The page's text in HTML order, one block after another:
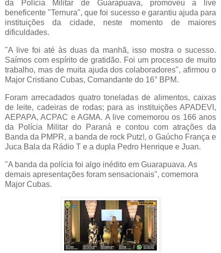
da Polícia Militar de Guarapuava, promoveu a live
beneficente "Ternura", que foi sucesso e garantiu ajuda para
instituições da cidade, neste momento de maiores
dificuldades.
"A live foi até às duas da manhã, isso mostra o sucesso.
Saímos com espírito de gratidão. Foi um processo de muito
trabalho, mas de muita ajuda dos colaboradores", afirmou o
Major Cristiano Cubas, Comandante do 16° BPM.
Foram arrecadados quatro toneladas de alimentos, caixas
de leite, cadeiras de rodas; para as instituições APADEVI,
AEPAPA, ACPAC e AGMA. A live comemorou os 166 anos
da Polícia Militar do Paraná e contou com atrações da
Banda da PMPR, a banda de rock Putz!, o Gaúcho França e
Juca Bala da Rádio T e a dupla Pedro Henrique e Juan.
"A banda da polícia foi algo inédito em Guarapuava. As
demais apresentações foram sensacionais", comemora
Major Cubas.